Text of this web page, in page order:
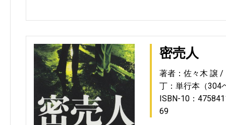
密売人
著者：佐々木 譲
丁：単行本（304
ISBN-10：
69